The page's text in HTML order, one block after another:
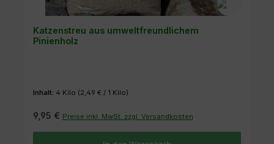
Katzenstreu aus umweltfreundlichem
Pinienholz
Inhalt: 4 Kilo (2,49 € / 1 Kilo)
9,95 € Preise inkl. MwSt. zzgl. Versandkosten